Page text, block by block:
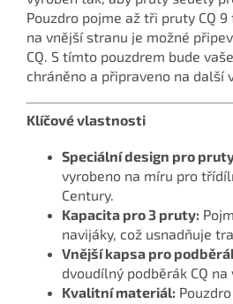
Pouzdro pojme až tři pruty CQ
na vnější stranu je možné
CQ. S tímto pouzdrem bude
chráněno a připraveno na další
Klíčové vlastnosti
Speciální design pro pruty
vyrobeno na míru pro
Century.
Kapacita pro 3 pruty:
navijáky, což usnadňuje
Vnější kapsa pro
dvoudílný podběrák CQ
Kvalitní materiál: